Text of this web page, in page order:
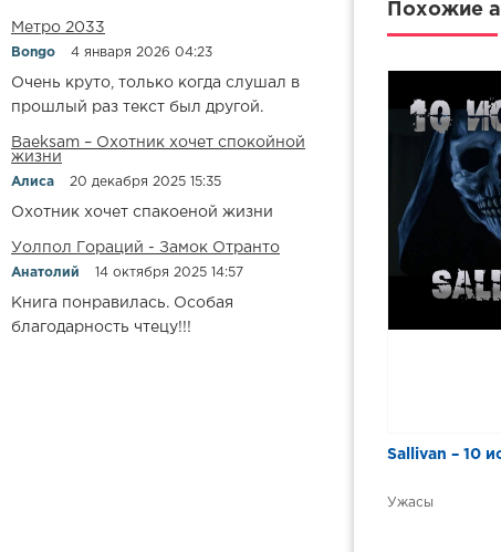
Метро 2033
Bongo 4 января 2026 04:23
Очень круто, только когда слушал в
прошлый раз текст был другой.
Baeksam – Охотник хочет спокойной
жизни
Алиса 20 декабря 2025 15:35
Охотник хочет спакоеной жизни
Уолпол Гораций - Замок Отранто
Анатолий 14 октября 2025 14:57
Книга понравилась. Особая
благодарность чтецу!!!
Похожие
Sallivan – 10
Ужасы